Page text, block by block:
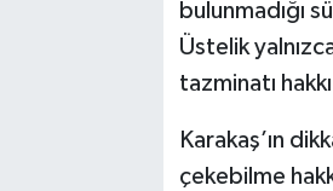
bulunmadığı
Üstelik
tazminatı
Karakaş’ın
çekebilme